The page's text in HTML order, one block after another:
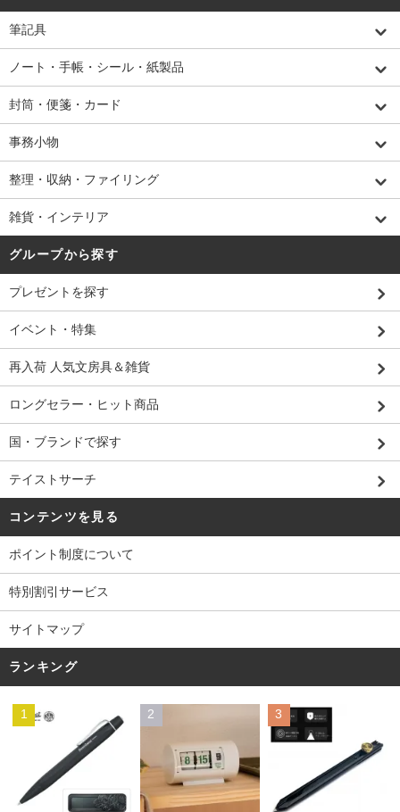
筆記具
ノート・手帳・シール・紙製品
封筒・便箋・カード
事務小物
整理・収納・ファイリング
雑貨・インテリア
グループから探す
プレゼントを探す
イベント・特集
再入荷 人気文房具＆雑貨
ロングセラー・ヒット商品
国・ブランドで探す
テイストサーチ
コンテンツを見る
ポイント制度について
特別割引サービス
サイトマップ
ランキング
1 2 3